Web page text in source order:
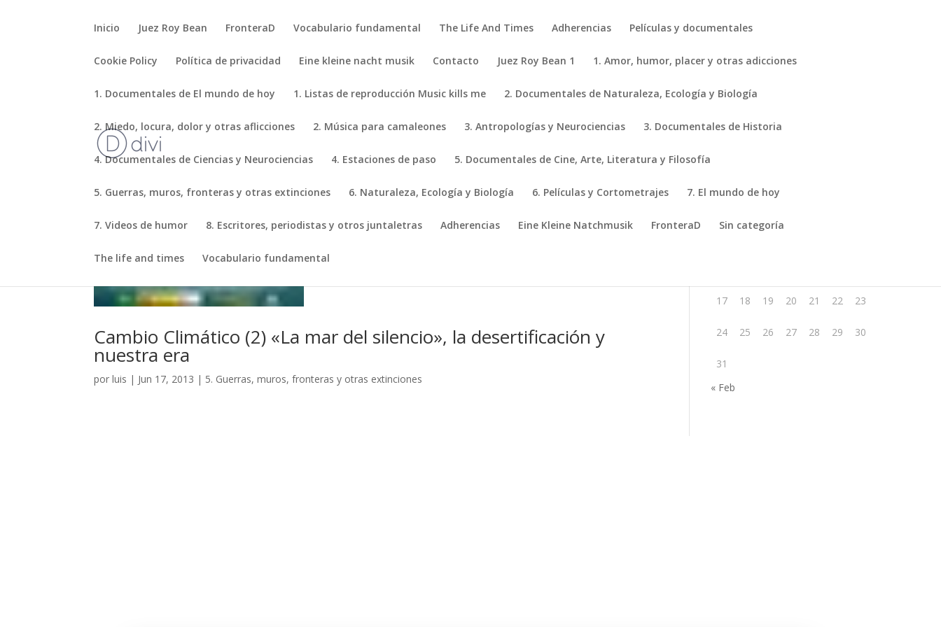
Inicio Juez Roy Bean FronteraD Vocabulario fundamental The Life And Times Adherencias Películas y documentales
Cookie Policy Política de privacidad Eine kleine nacht musik Contacto Juez Roy Bean 1 1. Amor, humor, placer y otras adicciones
1. Documentales de El mundo de hoy 1. Listas de reproducción Music kills me 2. Documentales de Naturaleza, Ecología y Biología
2. Miedo, locura, dolor y otras aflicciones 2. Música para camaleones 3. Antropologías y Neurociencias 3. Documentales de Historia
4. Documentales de Ciencias y Neurociencias 4. Estaciones de paso 5. Documentales de Cine, Arte, Literatura y Filosofía
5. Guerras, muros, fronteras y otras extinciones 6. Naturaleza, Ecología y Biología 6. Películas y Cortometrajes 7. El mundo de hoy
7. Videos de humor 8. Escritores, periodistas y otros juntaletras Adherencias Eine Kleine Natchmusik FronteraD Sin categoría
The life and times Vocabulario fundamental
Cambio Climático (2) «La mar del silencio», la desertificación y
nuestra era
porluis | Jun 17, 2013 | 5. Guerras, muros, fronteras y otras extinciones
17 18 19 20 21 22 23
24 25 26 27 28 29 30
31
« Feb